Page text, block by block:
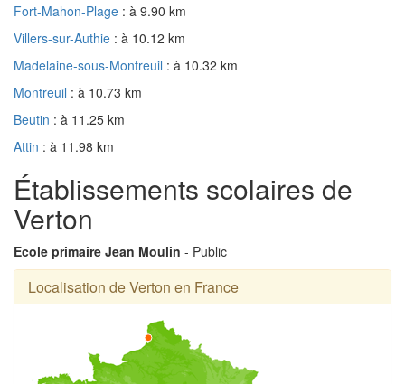
Fort-Mahon-Plage : à 9.90 km
Villers-sur-Authie : à 10.12 km
Madelaine-sous-Montreuil : à 10.32 km
Montreuil : à 10.73 km
Beutin : à 11.25 km
Attin : à 11.98 km
Établissements scolaires de
Verton
Ecole primaire Jean Moulin - Public
Localisation de Verton en France